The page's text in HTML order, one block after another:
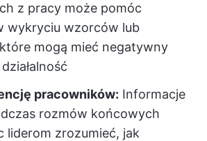
z pracy może pomóc
wykryciu wzorców lub
mogą mieć negatywny
pracowników: Informacje
rozmów końcowych
liderom zrozumieć, jak